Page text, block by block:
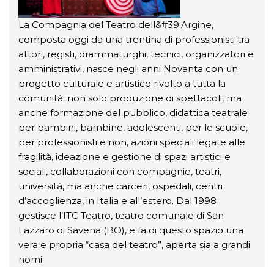
La Compagnia del Teatro dell&#39;Argine,
composta oggi da una trentina di professionisti tra
attori, registi, drammaturghi, tecnici, organizzatori e
amministrativi, nasce negli anni Novanta con un
progetto culturale e artistico rivolto a tutta la
comunità: non solo produzione di spettacoli, ma
anche formazione del pubblico, didattica teatrale
per bambini, bambine, adolescenti, per le scuole,
per professionisti e non, azioni speciali legate alle
fragilità, ideazione e gestione di spazi artistici e
sociali, collaborazioni con compagnie, teatri,
università, ma anche carceri, ospedali, centri
d’accoglienza, in Italia e all’estero. Dal 1998
gestisce l’ITC Teatro, teatro comunale di San
Lazzaro di Savena (BO), e fa di questo spazio una
vera e propria “casa del teatro”, aperta sia a grandi
nomi